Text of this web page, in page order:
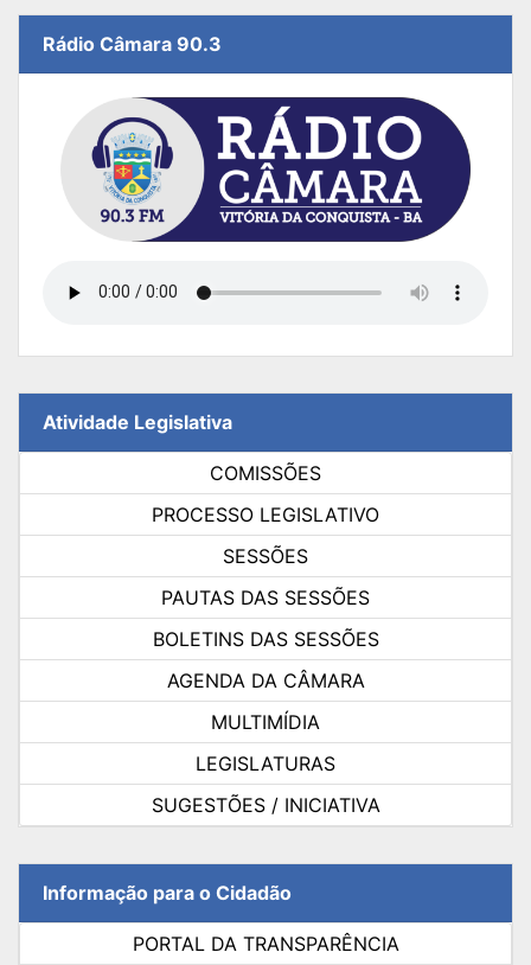
Rádio Câmara 90.3
Atividade Legislativa
COMISSÕES
PROCESSO LEGISLATIVO
SESSÕES
PAUTAS DAS SESSÕES
BOLETINS DAS SESSÕES
AGENDA DA CÂMARA
MULTIMÍDIA
LEGISLATURAS
SUGESTÕES / INICIATIVA
Informação para o Cidadão
PORTAL DA TRANSPARÊNCIA